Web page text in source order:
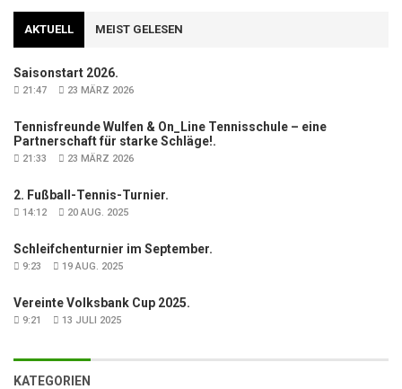
AKTUELL MEIST GELESEN
Saisonstart 2026.
21:47 23 MÄRZ 2026
Tennisfreunde Wulfen & On_Line Tennisschule – eine
Partnerschaft für starke Schläge!.
21:33 23 MÄRZ 2026
2. Fußball-Tennis-Turnier.
14:12 20 AUG. 2025
Schleifchenturnier im September.
9:23 19 AUG. 2025
Vereinte Volksbank Cup 2025.
9:21 13 JULI 2025
KATEGORIEN